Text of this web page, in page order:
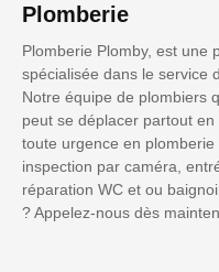
Plomberie
Plomberie Plomby, est une
spécialisée dans le service
Notre équipe de plombiers
peut se déplacer partout
toute urgence en
inspection par caméra,
réparation WC et ou
? Appelez-nous dès